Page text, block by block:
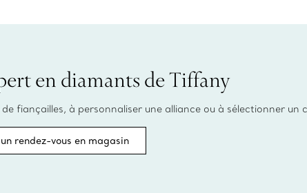
en diamants de Tiffany
fiançailles, à personnaliser une alliance ou à sélectionner un
rendez-vous en magasin